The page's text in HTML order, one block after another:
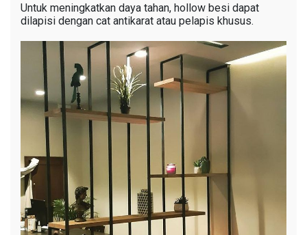
Untuk meningkatkan daya tahan, hollow besi dapat
dilapisi dengan cat antikarat atau pelapis khusus.